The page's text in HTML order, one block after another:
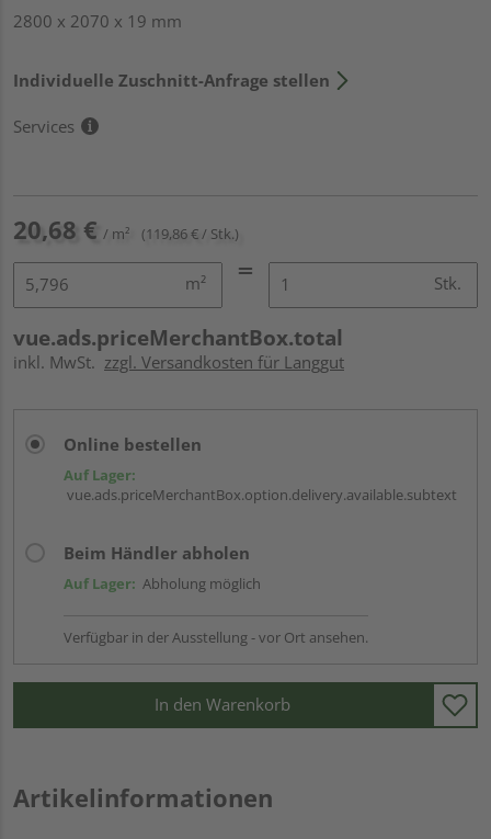
2800 x 2070 x 19 mm
Individuelle Zuschnitt-Anfrage stellen
Services
20,68 € / m² (119,86 € / Stk.)
m² Stk.
vue.ads.priceMerchantBox.total
inkl. MwSt. zzgl. Versandkosten für Langgut
Online bestellen
Auf Lager:
vue.ads.priceMerchantBox.option.delivery.available.subtext
Beim Händler abholen
Auf Lager: Abholung möglich
Verfügbar in der Ausstellung - vor Ort ansehen.
In den Warenkorb
Artikelinformationen